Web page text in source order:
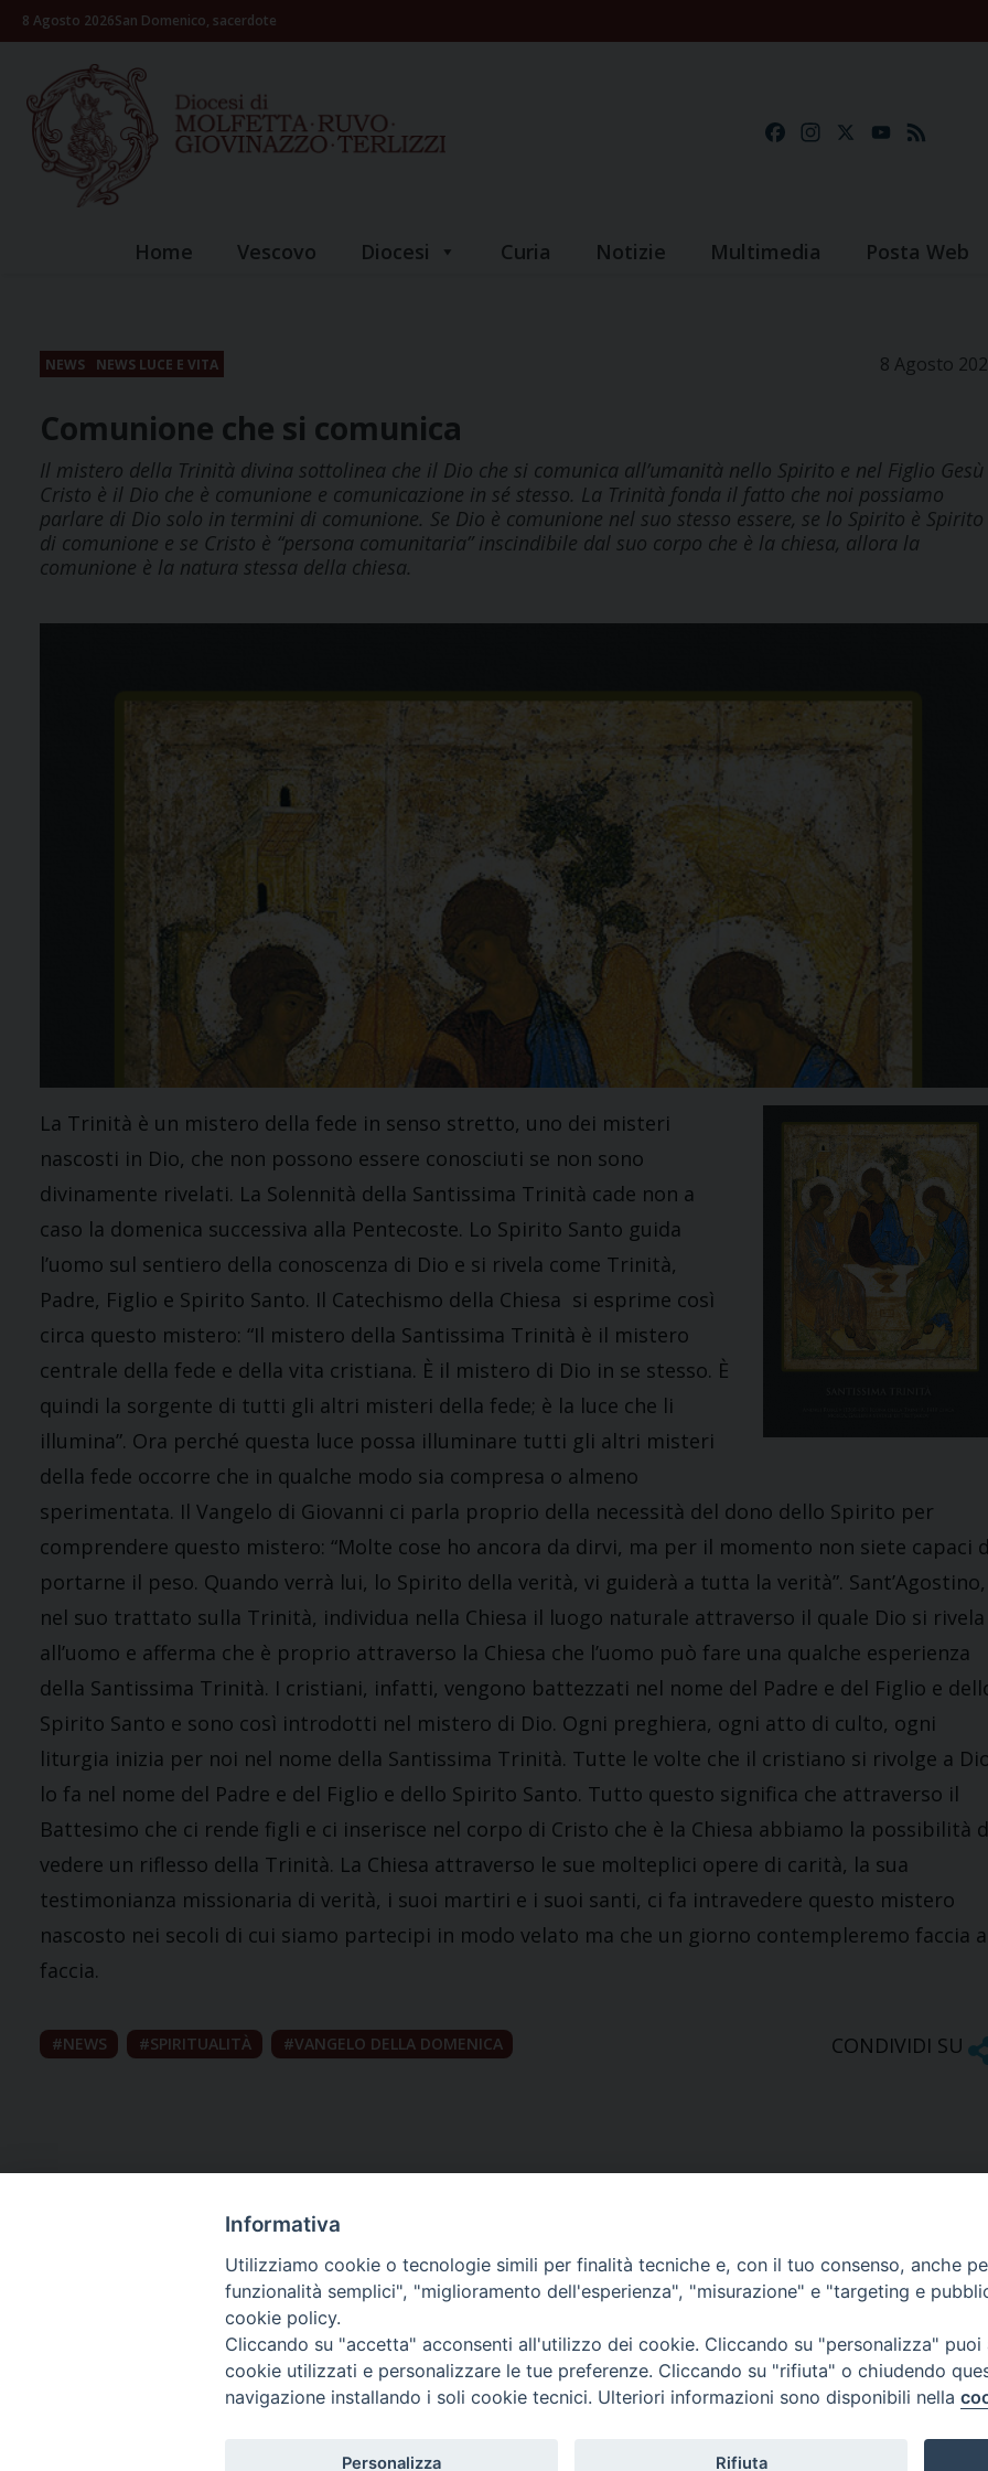
Skip8 Agosto 2026San Domenico, sacerdote
FacebookInstagramYouTube
Home Vescovo Diocesi Curia Notizie Multimedia Posta Web
NEWS NEWS LUCE E VITA 8 Agosto
Comunione che si comunica
Il mistero della Trinità divina sottolinea che il Dio che si comunica all’umanità nello Spirito e nel Figlio Gesù
Cristo è il Dio che è comunione e comunicazione in sé stesso. La Trinità fonda il fatto che noi possiamo
parlare di Dio solo in termini di comunione. Se Dio è comunione nel suo stesso essere, se lo Spirito è Spirito
di comunione e se Cristo è “persona comunitaria” inscindibile dal suo corpo che è la chiesa, allora la
comunione è la natura stessa della chiesa.
La Trinità è un mistero della fede in senso stretto, uno dei misteri
nascosti in Dio, che non possono essere conosciuti se non sono
divinamente rivelati. La Solennità della Santissima Trinità cade non a
caso la domenica successiva alla Pentecoste. Lo Spirito Santo guida
l’uomo sul sentiero della conoscenza di Dio e si rivela come Trinità,
Padre, Figlio e Spirito Santo. Il Catechismo della Chiesa si esprime così
circa questo mistero: “Il mistero della Santissima Trinità è il mistero
centrale della fede e della vita cristiana. È il mistero di Dio in se stesso. È
quindi la sorgente di tutti gli altri misteri della fede; è la luce che li
illumina”. Ora perché questa luce possa illuminare tutti gli altri misteri
della fede occorre che in qualche modo sia compresa o almeno
sperimentata. Il Vangelo di Giovanni ci parla proprio della necessità del dono dello Spirito per
comprendere questo mistero: “Molte cose ho ancora da dirvi, ma per il momento non siete capaci
portarne il peso. Quando verrà lui, lo Spirito della verità, vi guiderà a tutta la verità”. Sant’Agostino,
nel suo trattato sulla Trinità, individua nella Chiesa il luogo naturale attraverso il quale Dio si rivela
all’uomo e afferma che è proprio attraverso la Chiesa che l’uomo può fare una qualche esperienza
della Santissima Trinità. I cristiani, infatti, vengono battezzati nel nome del Padre e del Figlio e
Spirito Santo e sono così introdotti nel mistero di Dio. Ogni preghiera, ogni atto di culto, ogni
liturgia inizia per noi nel nome della Santissima Trinità. Tutte le volte che il cristiano si rivolge a
lo fa nel nome del Padre e del Figlio e dello Spirito Santo. Tutto questo significa che attraverso il
Battesimo che ci rende figli e ci inserisce nel corpo di Cristo che è la Chiesa abbiamo la possibilità
vedere un riflesso della Trinità. La Chiesa attraverso le sue molteplici opere di carità, la sua
testimonianza missionaria di verità, i suoi martiri e i suoi santi, ci fa intravedere questo mistero
nascosto nei secoli di cui siamo partecipi in modo velato ma che un giorno contempleremo faccia a
faccia.
NEWS SPIRITUALITÀ VANGELO DELLA DOMENICA CONDIVIDI SU
Piazza Giovene 4 – 70056 Molfetta (BA)
Ufficio Comunicazioni sociali
Piazza Giovene 4 – 70056 Molfetta (BA)
comunicazionisociali@diocesimolfetta.it
Informativa
Utilizziamo cookie o tecnologie simili per finalità tecniche e, con il tuo consenso, anche
funzionalità semplici", "miglioramento dell'esperienza", "misurazione" e "targeting e
cookie policy.
Cliccando su "accetta" acconsenti all'utilizzo dei cookie. Cliccando su "personalizza"
cookie utilizzati e personalizzare le tue preferenze. Cliccando su "rifiuta" o chiudendo
navigazione installando i soli cookie tecnici. Ulteriori informazioni sono disponibili nella
Personalizza Rifiuta